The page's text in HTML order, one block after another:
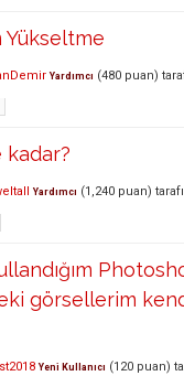
Yükseltme
Yardımcı (480 puan)
Yardımcı (1,240 puan)
görsellerim
Yeni Kullanıcı (120 puan)